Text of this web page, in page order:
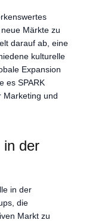
Märkte zu
darauf ab, eine
kulturelle
Expansion
es SPARK
Marketing und
in der
in der
die
Markt zu